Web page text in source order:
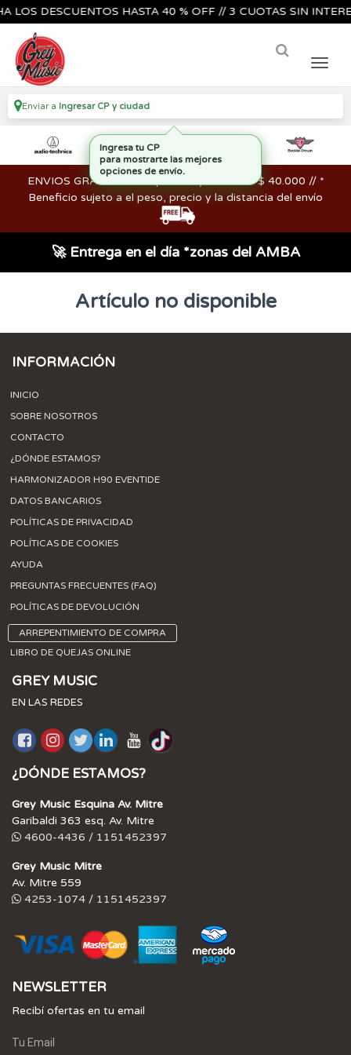
LOS DESCUENTOS HASTA 40 % OFF // 3 CUOTAS SIN
Enviar a Ingresar CP y ciudad
ENVIOS GRATIS en compras mayores a los $ 40.000 // *
Beneficio sujeto a el peso, precio y la distancia del envío
🚀 Entrega en el día *zonas del AMBA
Artículo no disponible
INFORMACIÓN
INICIO
SOBRE NOSOTROS
CONTACTO
¿DÓNDE ESTAMOS?
HARMONIZADOR H90 EVENTIDE
DATOS BANCARIOS
POLÍTICAS DE PRIVACIDAD
POLÍTICAS DE COOKIES
AYUDA
PREGUNTAS FRECUENTES (FAQ)
POLÍTICAS DE DEVOLUCIÓN
ARREPENTIMIENTO DE COMPRA
LIBRO DE QUEJAS ONLINE
GREY MUSIC
EN LAS REDES
¿DÓNDE ESTAMOS?
Grey Music Esquina Av. Mitre
Garibaldi 363 esq. Av. Mitre
4600-4436 / 1151452397
Grey Music Mitre
Av. Mitre 559
4253-1074 / 1151452397
NEWSLETTER
Recibí ofertas en tu email
Ingresa tu CP
para mostrarte las mejores
opciones de envío.